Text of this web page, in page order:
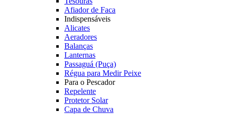
Afiador de Faca
Indispensáveis
Alicates
Aeradores
Balanças
Lanternas
Passaguá (Puça)
Régua para Medir Peixe
Para o Pescador
Repelente
Protetor Solar
Capa de Chuva